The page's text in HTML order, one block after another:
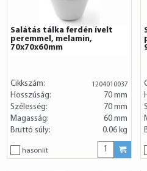
Salátás tálka ferdén ívelt
peremmel, melamin,
70x70x60mm
Cikkszám: 1204010037
Hosszúság:
70 mm
Szélesség:
70 mm
Magasság:
60 mm
Bruttó súly:
0.06 kg
hasonlít